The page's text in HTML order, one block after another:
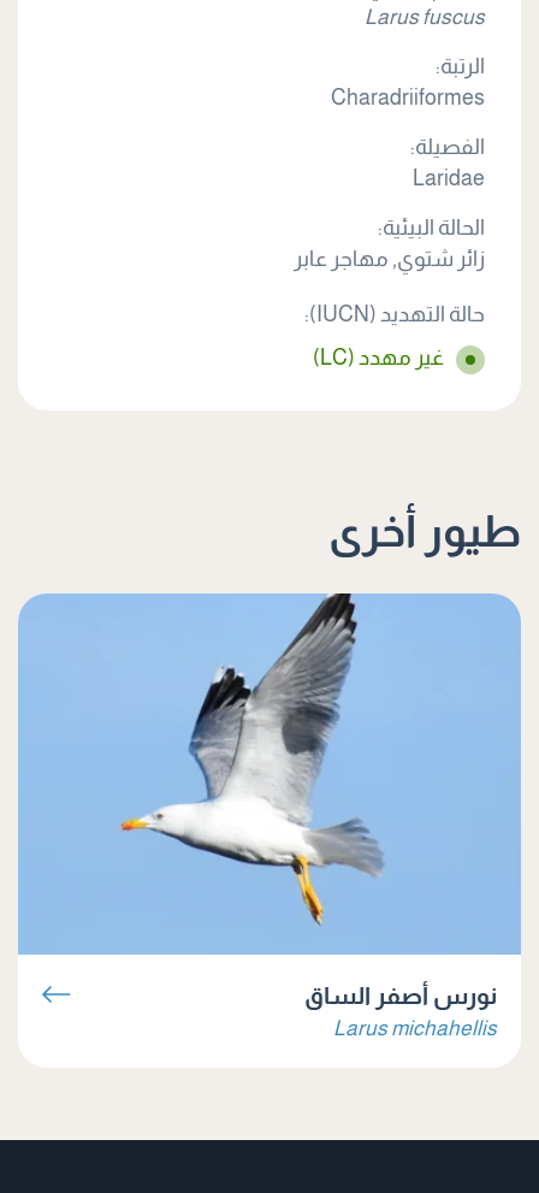
Larus fuscus
الرتبة:
Charadriiformes
الفصيلة:
Laridae
الحالة البيئية:
زائر شتوي, مهاجر عابر
حالة التهديد (IUCN):
غير مهدد (LC)
طيور أخرى
نورس أصفر الساق
Larus michahellis